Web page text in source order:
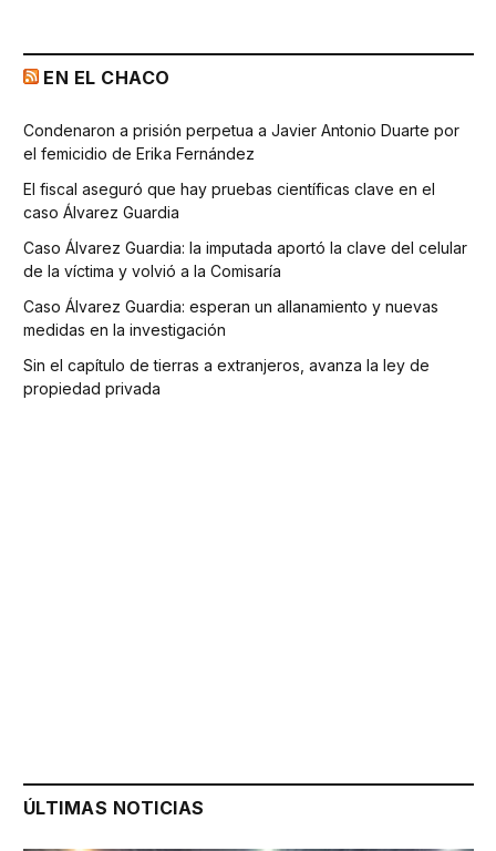
EN EL CHACO
Condenaron a prisión perpetua a Javier Antonio Duarte por
el femicidio de Erika Fernández
El fiscal aseguró que hay pruebas científicas clave en el
caso Álvarez Guardia
Caso Álvarez Guardia: la imputada aportó la clave del celular
de la víctima y volvió a la Comisaría
Caso Álvarez Guardia: esperan un allanamiento y nuevas
medidas en la investigación
Sin el capítulo de tierras a extranjeros, avanza la ley de
propiedad privada
ÚLTIMAS NOTICIAS